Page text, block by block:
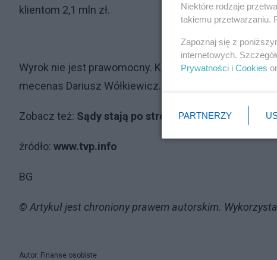
klientom 2,1 mln zł.
Wyrok nie jest prawomocny. Klientów w sporze z
mecenas Dariusz Wółkiewicz.
Zobacz też: Sądy stają po stronie frankowiczów
źródło: www.tvp.info
BG
© Artykuł jest chroniony prawem autorskim.
Autor: Finanse osobiste
Niektóre rodzaje
takiemu przetwarzaniu.
Zapoznaj się z
internetowych.
Prywatności i Cookies
PARTNERZY